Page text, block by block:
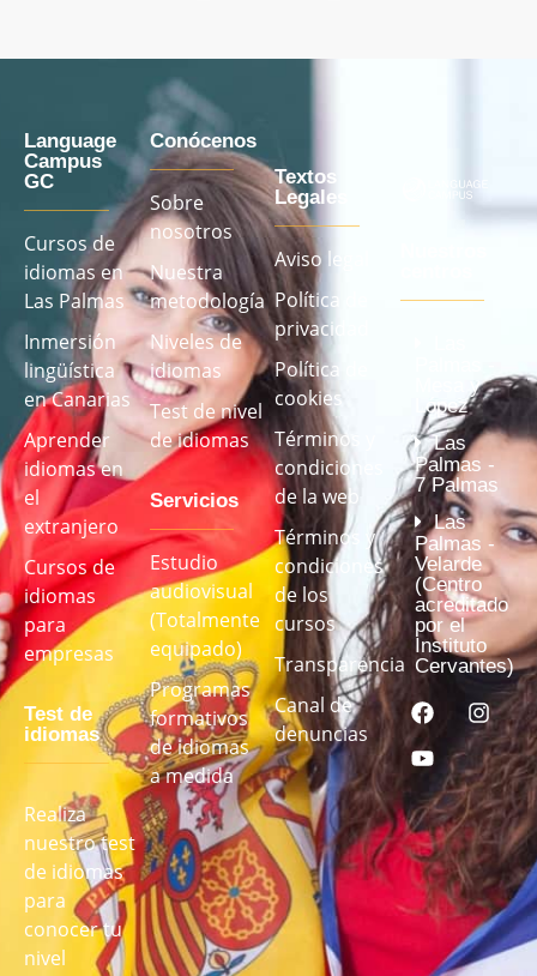
Language
Campus
GC
Cursos de
idiomas en
Las Palmas
Inmersión
lingüística
en Canarias
Aprender
idiomas en
el
extranjero
Cursos de
idiomas
para
empresas
Test de
idiomas
Realiza
nuestro test
de idiomas
para
conocer tu
nivel
Conócenos
Sobre
nosotros
Nuestra
metodología
Niveles de
idiomas
Test de nivel
de idiomas
Servicios
Estudio
audiovisual
(Totalmente
equipado)
Programas
formativos
de idiomas
a medida
Textos
Legales
Aviso legal
Política de
privacidad
Política de
cookies
Términos y
condiciones
de la web
Términos y
condiciones
de los
cursos
Transparencia
Canal de
denuncias
Mesa y
López
Las
Palmas -
7 Palmas
Las
Palmas -
Velarde
(Centro
acreditado
por el
Instituto
Cervantes)